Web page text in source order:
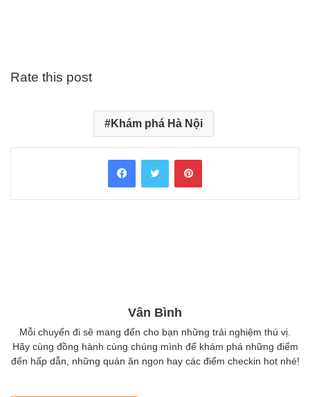
Rate this post
Khám phá Hà Nội
FacebookTwitter Pinterest
Vân Bình
Mỗi chuyến đi sẽ mang đến cho bạn những trải nghiệm thú vị.
Hãy cùng đồng hành cùng chúng mình để khám phá những điểm
đến hấp dẫn, những quán ăn ngon hay các điểm checkin hot nhé!